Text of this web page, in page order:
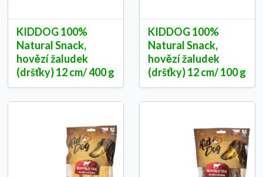
KIDDOG 100%
Natural Snack,
hovězí žaludek
(dršťky) 12 cm/ 400 g
KIDDOG 100%
Natural Snack,
hovězí žaludek
(dršťky) 12 cm/ 100 g